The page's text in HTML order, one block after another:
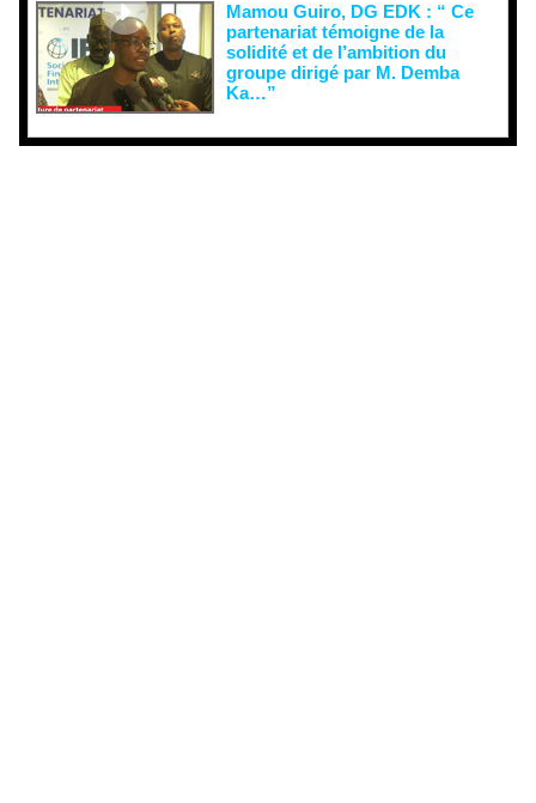
Mamou Guiro, DG EDK : “ Ce
partenariat témoigne de la
solidité et de l’ambition du
groupe dirigé par M. Demba
Ka…”